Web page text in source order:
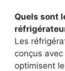
Quels sont
Les
conçus
optimisent